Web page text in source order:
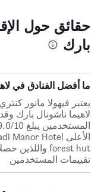
حقائق حول
بارك
ما أفضل الفنادق في
يعتبر فيهولا مانور
تقييمات المستخدمين